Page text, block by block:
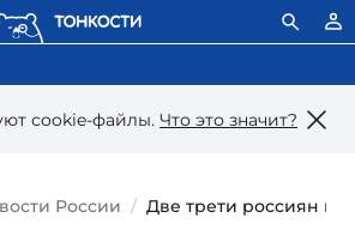
сookie-файлы. Что это значит?
России Две трети россиян